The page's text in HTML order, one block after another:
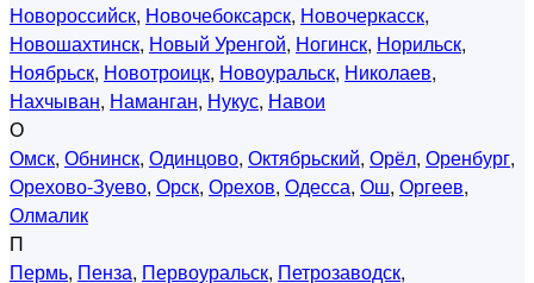
Новороссийск, Новочебоксарск, Новочеркасск,
Новошахтинск, Новый Уренгой, Ногинск, Норильск,
Ноябрьск, Новотроицк, Новоуральск, Николаев,
Нахчыван, Наманган, Нукус, Навои
О
Омск, Обнинск, Одинцово, Октябрьский, Орёл, Оренбург,
Орехово-Зуево, Орск, Орехов, Одесса, Ош, Оргеев,
Олмалик
П
Пермь, Пенза, Первоуральск, Петрозаводск,